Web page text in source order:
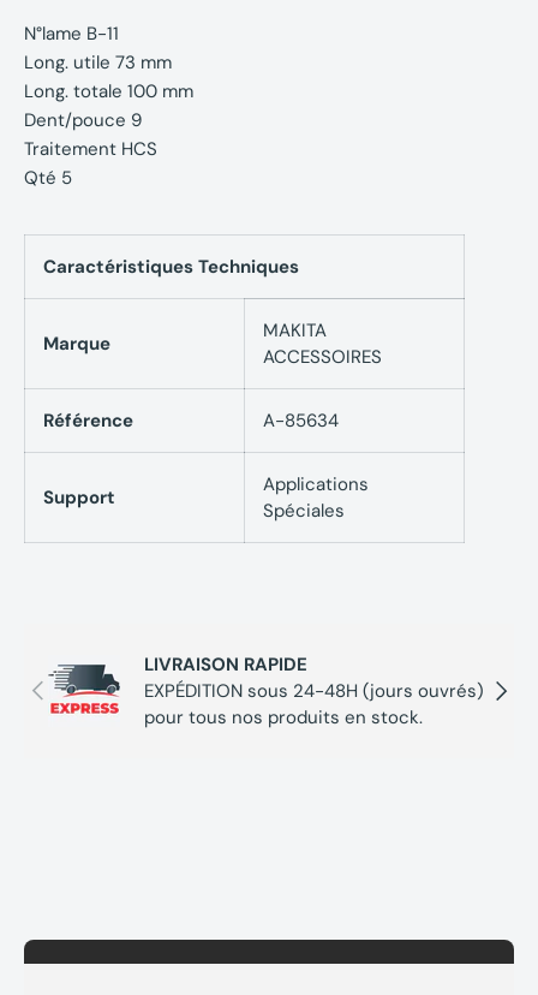
N°lame B-11
Long. utile 73 mm
Long. totale 100 mm
Dent/pouce 9
Traitement HCS
Qté 5
Caractéristiques Techniques
Marque
MAKITA
ACCESSOIRES
Référence A-85634
Support
Applications
Spéciales
Précédent
LIVRAISON RAPIDE
EXPÉDITION sous 24-48H (jours ouvrés)
pour tous nos produits en stock.